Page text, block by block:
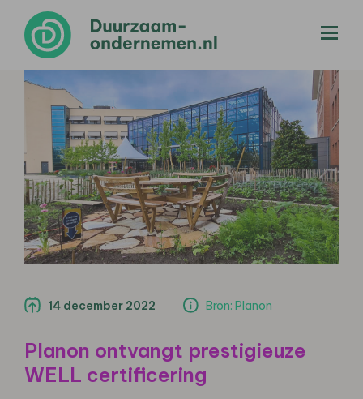
14 december 2022 Bron: Planon
Planon ontvangt prestigieuze
WELL certificering